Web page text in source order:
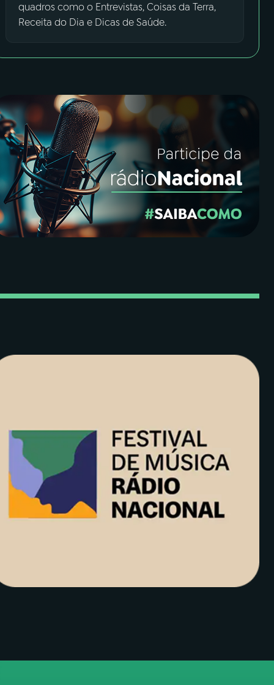
quadros como o Entrevistas, Coisas da Terra,
Receita do Dia e Dicas de Saúde.
para ir ao último.